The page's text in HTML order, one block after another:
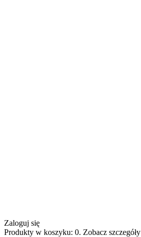
Zaloguj się
Produkty w koszyku: 0. Zobacz szczegóły